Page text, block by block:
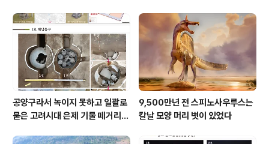
공양구라서 녹이지 못하고 일괄로
묻은 고려시대 은제 기물 떼거리로
9,500만년 전 스피노사우루스는
칼날 모양 머리 볏이 있었다